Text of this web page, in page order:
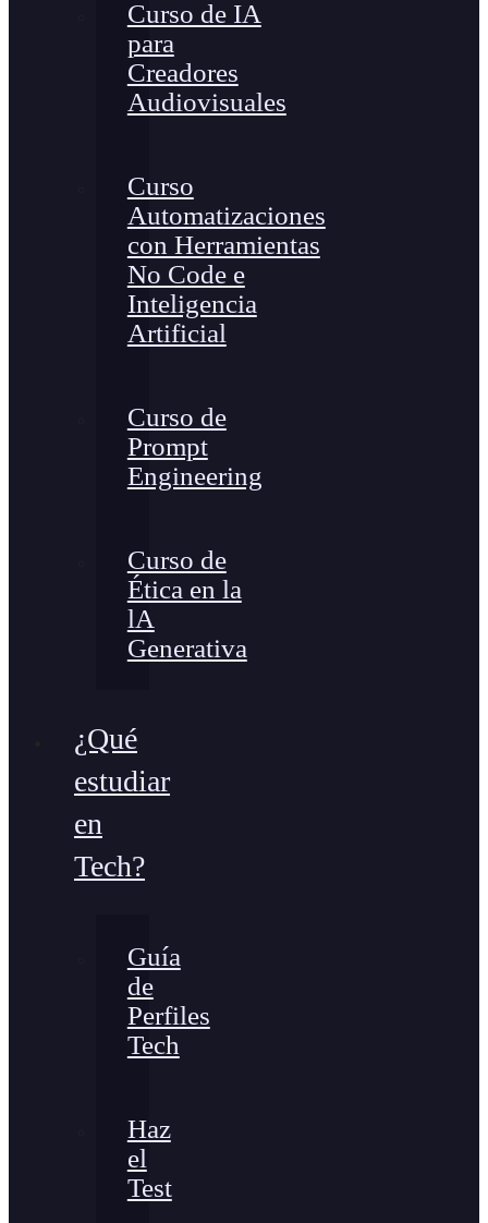
Curso de IA
para
Creadores
Audiovisuales
Curso
Automatizaciones
con Herramientas
No Code e
Inteligencia
Artificial
Curso de
Prompt
Engineering
Curso de
Ética en la
lA
Generativa
¿Qué
estudiar
en
Tech?
Guía
de
Perfiles
Tech
Haz
el
Test